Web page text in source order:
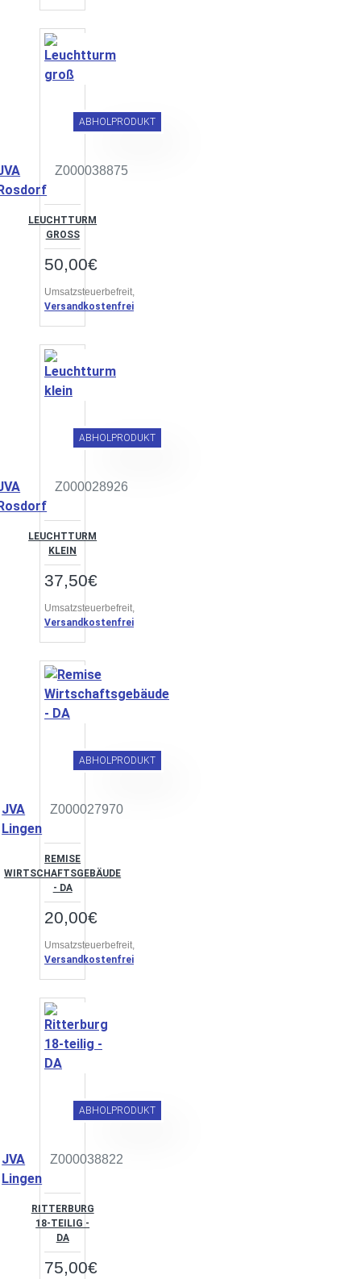
ABHOLPRODUKT
Z000038875
LEUCHTTURM
GROSS
50,00€
Umsatzsteuerbefreit,
Versandkostenfrei
ABHOLPRODUKT
Z000028926
LEUCHTTURM
KLEIN
37,50€
Umsatzsteuerbefreit,
Versandkostenfrei
ABHOLPRODUKT
JVA
Lingen
Z000027970
REMISE
WIRTSCHAFTSGEBÄUDE
- DA
20,00€
Umsatzsteuerbefreit,
Versandkostenfrei
ABHOLPRODUKT
JVA
Lingen
Z000038822
RITTERBURG
18-TEILIG -
DA
75,00€